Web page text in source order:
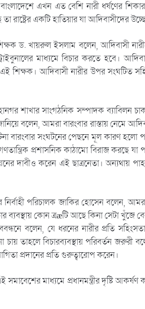
এখন এত বেশি নারী ধর্ষণের
রাষ্ট্রের একটি হাতিয়ার যা আদিবাসীদের
ড. খায়রুল ইসলাম বলেন, আদিবাসী
মাধ্যমে বিচার করতে হবে।
শিক্ষক। আদিবাসী নারীর উপর সংঘটিত
শাখার সাংগঠনিক সম্পাদক ব্যাবিলন
বলেন, আমরা বারংবার রাস্তায় নেমে
বারংবার সংঘটনের পেছনে মূল কারণ হলো
প্রশাসনিক কাঠামো বিরাজ করছে যা
দাবীও করেন এই ছাত্রনেতা।
পরিচালক জাকির হোসেন বলেন,
ব্যবস্থায় কোন ত্রæটি আছে কিনা সেটা খুঁজে
বলেন, যে ধরনের নারীর প্রতি
চায় তাহলে বিচারব্যবস্থায় পরিবর্তন জরুরী
প্রদানের প্রতি গুরুত্বারোপ করেন।
মাধ্যমে প্রধানমন্ত্রীর দৃষ্টি